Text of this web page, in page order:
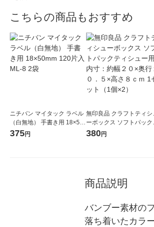
こちらの商品もおすすめ
ニチバン マイタック ラベル
（白無地） 手書き用 18×50
mm 120片入 ML-8 2袋
375円
無印良品 クラフトティシ
ーボックス ソフトパック
ィシュー用 内寸：約幅２
380円
商品説明
バンブー素材の
落ち着いたカラ